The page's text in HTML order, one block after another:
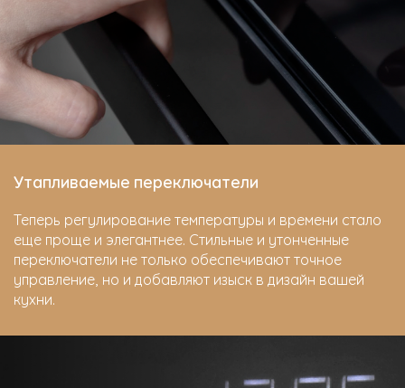
Утапливаемые переключатели
Теперь регулирование температуры и времени стало
еще проще и элегантнее. Стильные и утонченные
переключатели не только обеспечивают точное
управление, но и добавляют изыск в дизайн вашей
кухни.